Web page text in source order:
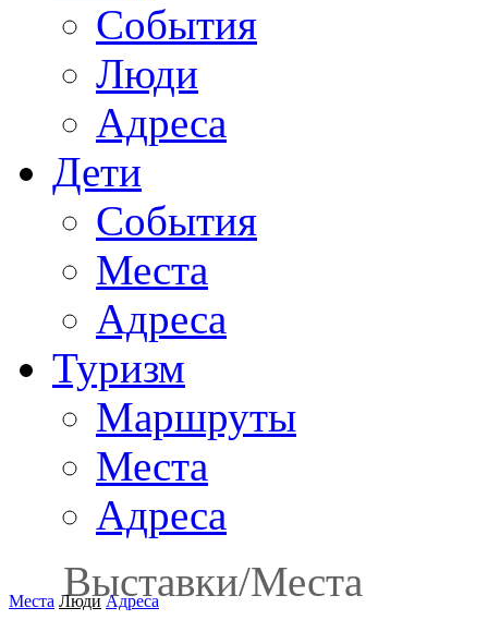
События
Люди
Адреса
Дети
События
Места
Адреса
Туризм
Маршруты
Места
Адреса
Выставки/Места
Места Люди Адреса